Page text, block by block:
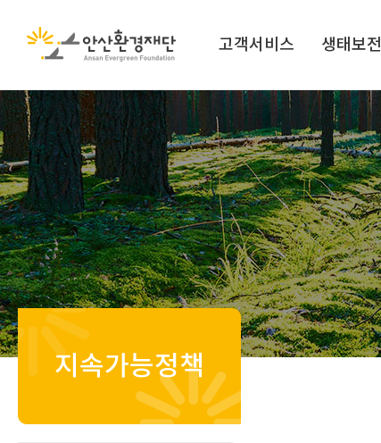
고객서비스 생태보전
지속가능정책